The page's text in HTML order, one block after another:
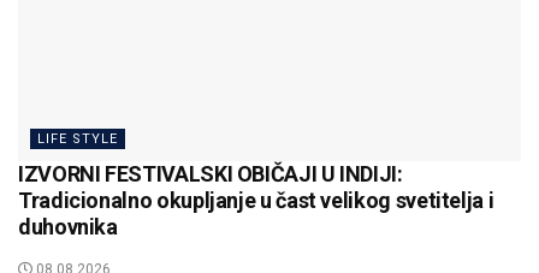
LIFE STYLE
IZVORNI FESTIVALSKI OBIČAJI U INDIJI:
Tradicionalno okupljanje u čast velikog svetitelja i
duhovnika
08.08.2026